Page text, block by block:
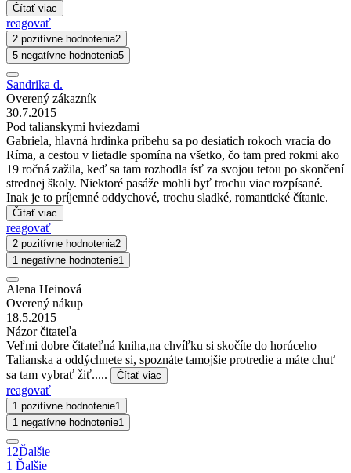
Čítať viac
reagovať
2 pozitívne hodnotenia2
5 negatívne hodnotenia5
Sandrika d.
Overený zákazník
30.7.2015
Pod talianskymi hviezdami
Gabriela, hlavná hrdinka príbehu sa po desiatich rokoch vracia do
Ríma, a cestou v lietadle spomína na všetko, čo tam pred rokmi ako
19 ročná zažila, keď sa tam rozhodla ísť za svojou tetou po skončení
strednej školy. Niektoré pasáže mohli byť trochu viac rozpísané.
Inak je to príjemné oddychové, trochu sladké, romantické čítanie.
Čítať viac
reagovať
2 pozitívne hodnotenia2
1 negatívne hodnotenie1
Alena Heinová
Overený nákup
18.5.2015
Názor čitateľa
Veľmi dobre čitateľná kniha,na chvíľku si skočíte do horúceho
Talianska a oddýchnete si, spoznáte tamojšie protredie a máte chuť
sa tam vybrať žiť.....
Čítať viac
reagovať
1 pozitívne hodnotenie1
1 negatívne hodnotenie1
1 2Ďalšie
1 Ďalšie